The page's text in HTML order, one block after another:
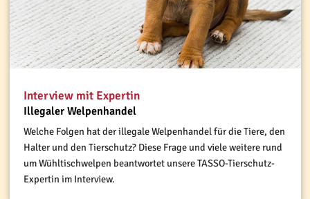
Interview mit Expertin
Illegaler Welpenhandel
Welche Folgen hat der illegale Welpenhandel für die Tiere, den
Halter und den Tierschutz? Diese Frage und viele weitere rund
um Wühltischwelpen beantwortet unsere TASSO-Tierschutz-
Expertin im Interview.